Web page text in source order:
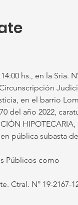
hs., en la
en el barrio
del año 2022,
pública subasta
Públicos como
Ctral. N° 19-